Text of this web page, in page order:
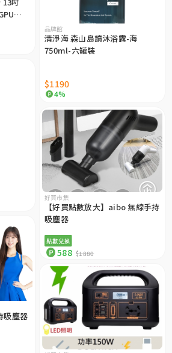
品牌館
清淨海 森山島讀沐浴露-海
750ml-六罐裝
$1190
4%
好買市集
【好買點數放大】aibo 無線手持
吸塵器
點數兌換
588 $1880
吸塵器